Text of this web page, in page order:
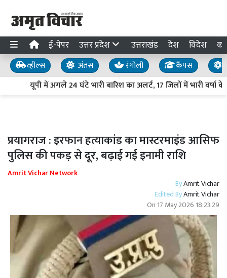
ई-पेपर उत्तर प्रदेश उत्तराखंड देश विदेश
व्हील्स अंतस रंगोली कैंपस
यूपी में अगले 24 घंटे भारी बारिश का अलर्ट, 17 जिलों में भारी वर्षा
प्रयागराज : इरफान हत्याकांड का मास्टरमाइंड आसिफ
पुलिस की पकड़ से दूर, बढ़ाई गई इनामी राशि
Amrit Vichar Network
ByAmrit Vichar
Edited ByAmrit Vichar
On 17 May 2026 18:23:29